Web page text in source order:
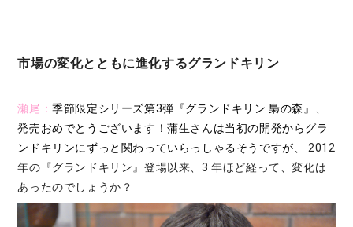
市場の変化とともに進化するグランドキリン
瀬尾：季節限定シリーズ第3弾『グランドキリン 梟の森』、
発売おめでとうございます！蒲生さんは当初の開発からグラ
ンドキリンにずっと関わっていらっしゃるそうですが、 2012
年の『グランドキリン』登場以来、3 年ほど経って、変化は
あったのでしょうか？